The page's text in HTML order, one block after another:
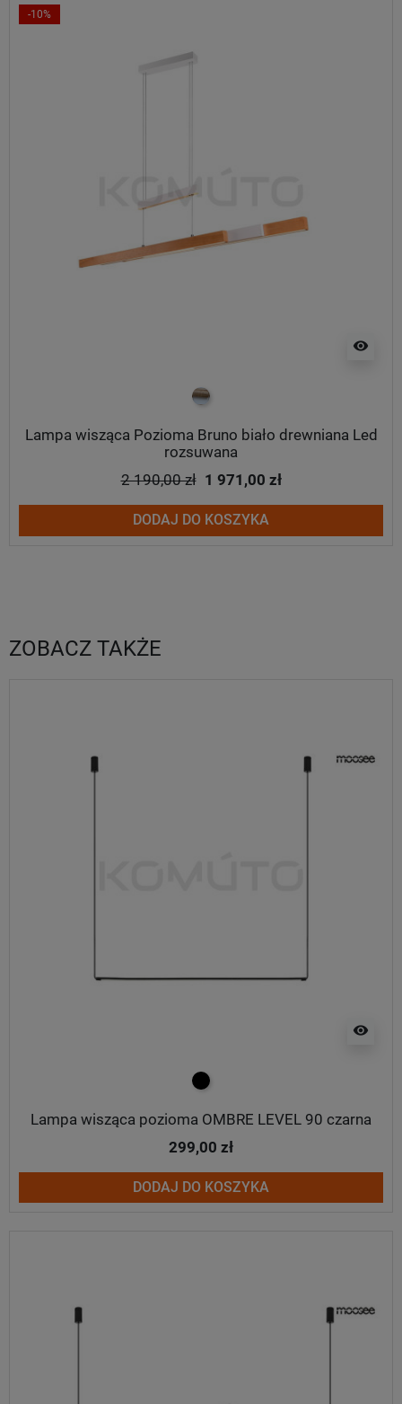
-10%
visibility
biało drewniany
Lampa wisząca Pozioma Bruno biało drewniana Led
rozsuwana
2 190,00 zł 1 971,00 zł
DODAJ DO KOSZYKA
ZOBACZ TAKŻE
visibility
czarny
Lampa wisząca pozioma OMBRE LEVEL 90 czarna
299,00 zł
DODAJ DO KOSZYKA